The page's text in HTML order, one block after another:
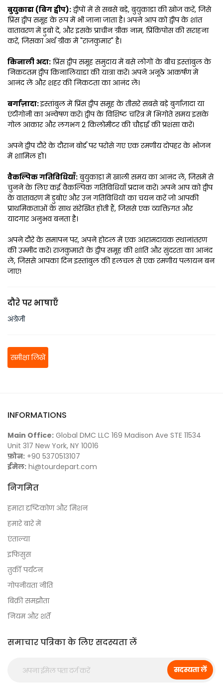
बुयुकाडा (बिग द्वीप): द्वीपों में से सबसे बड़े, बुयुकाडा की खोज करें, जिसे
प्रिंस द्वीप समूह के रूप में भी जाना जाता है। अपने आप को द्वीप के शांत
वातावरण में डुबो दें, और इसके प्राचीन ग्रीक नाम, प्रिंकिपोस की सराहना
करें, जिसका अर्थ ग्रीक में "राजकुमार" है।
किनाली अदा: प्रिंस द्वीप समूह समुदाय में बसे लोगों के बीच इस्तांबुल के
निकटतम द्वीप किनालियाडा की यात्रा करें। अपने अनूठे आकर्षण में
आनंद लें और शहर की निकटता का आनंद लें।
बर्गाज़ादा: इस्तांबुल में प्रिंस द्वीप समूह के तीसरे सबसे बड़े बुर्गाज़ादा या
एंटीगोनी का अन्वेषण करें। द्वीप के विशिष्ट चरित्र में भिगोते समय इसके
गोल आकार और लगभग 2 किलोमीटर की चौड़ाई की प्रशंसा करें।
अपने द्वीप दौरे के दौरान बोर्ड पर परोसे गए एक रमणीय दोपहर के भोजन
में शामिल हों।
वैकल्पिक गतिविधियाँ: बुयुकाडा में खाली समय का आनंद लें, जिसमें से
चुनने के लिए कई वैकल्पिक गतिविधियाँ प्रदान करें। अपने आप को द्वीप
के वातावरण में डुबोएं और उन गतिविधियों का चयन करें जो आपकी
प्राथमिकताओं के साथ संरेखित होती हैं, जिससे एक व्यक्तिगत और
यादगार अनुभव बनता है।
अपने दौरे के समापन पर, अपने होटल में एक आरामदायक स्थानांतरण
की उम्मीद करें। राजकुमारों के द्वीप समूह की शांति और सुंदरता का आनंद
लें, जिससे आपका दिन इस्तांबुल की हलचल से एक रमणीय पलायन बन
जाए!
दौरे पर भाषाएँ
अंग्रेजी
समीक्षा लिखें
INFORMATIONS
Main Office: Global DMC LLC 169 Madison Ave STE 11534
Unit 317 New York, NY 10016
फ़ोन: +90 5370513107
ईमेल: hi@tourdepart.com
निगमित
हमारा दृष्टिकोण और मिशन
हमारे बारे में
एंताल्या
इफिसुस
तुर्की पर्यटन
गोपनीयता नीति
बिक्री समझौता
नियम और शर्तें
समाचार पत्रिका के लिए सदस्यता लें
सदस्यता लें